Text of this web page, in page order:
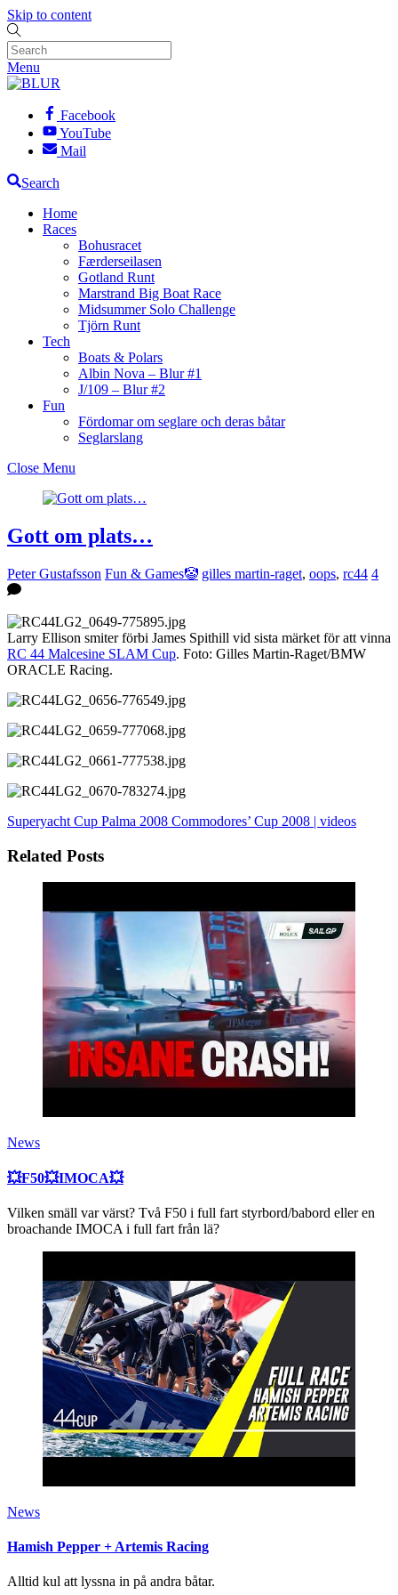
Skip to content
Menu
Facebook
YouTube
Mail
Search
Home
Races
Bohusracet
Færderseilasen
Gotland Runt
Marstrand Big Boat Race
Midsummer Solo Challenge
Tjörn Runt
Tech
Boats & Polars
Albin Nova – Blur #1
J/109 – Blur #2
Fun
Fördomar om seglare och deras båtar
Seglarslang
Close Menu
Gott om plats…
Peter Gustafsson Fun & Games🤡 gilles martin-raget, oops, rc44 4
Larry Ellison smiter förbi James Spithill vid sista märket för att vinna
RC 44 Malcesine SLAM Cup. Foto: Gilles Martin-Raget/BMW
ORACLE Racing.
Superyacht Cup Palma 2008 Commodores’ Cup 2008 | videos
Related Posts
News
💥F50💥IMOCA💥
Vilken smäll var värst? Två F50 i full fart styrbord/babord eller en
broachande IMOCA i full fart från lä?
News
Hamish Pepper + Artemis Racing
Alltid kul att lyssna in på andra båtar.